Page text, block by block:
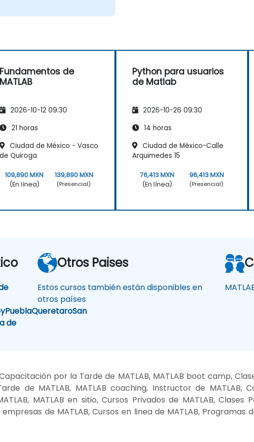
Fundamentos de
MATLAB
2026-10-12 09:30
21 horas
Ciudad de México - Vasco
de Quiroga
109,890 MXN
(En línea)
139,890 MXN
(Presencial)
Python para usuarios
de Matlab
2026-10-26 09:30
14 horas
Ciudad de México-Calle
Arquimedes 15
76,413 MXN
(En línea)
96,413 MXN
(Presencial)
PueblaQueretaroSan
de
Otros Paises
Estos cursos también están disponibles en
otros países
por la Tarde de MATLAB, MATLAB boot camp,
de MATLAB, MATLAB coaching, Instructor de MATLAB,
MATLAB en sitio, Cursos Privados de MATLAB, Clases
de MATLAB, Cursos en linea de MATLAB, Programas